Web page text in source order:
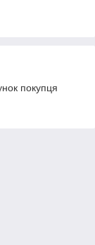
покупця